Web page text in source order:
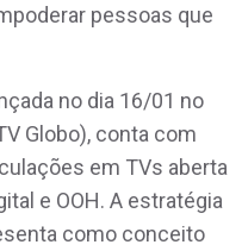
pessoas que
no dia 16/01 no
Globo), conta com
em TVs aberta
e OOH. A estratégia
como conceito